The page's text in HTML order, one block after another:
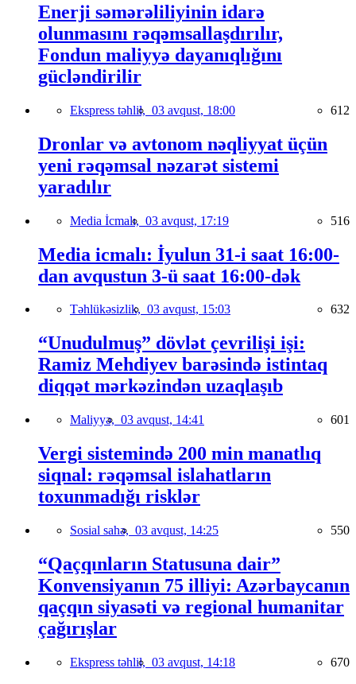
Enerji səmərəliliyinin idarə
olunmasını rəqəmsallaşdırılır,
Fondun maliyyə dayanıqlığını
gücləndirilir
Ekspress təhlil, 03 avqust, 18:00 612
Dronlar və avtonom nəqliyyat üçün
yeni rəqəmsal nəzarət sistemi
yaradılır
Media İcmalı, 03 avqust, 17:19 516
Media icmalı: İyulun 31-i saat 16:00-
dan avqustun 3-ü saat 16:00-dək
Təhlükəsizlik, 03 avqust, 15:03 632
“Unudulmuş” dövlət çevrilişi işi:
Ramiz Mehdiyev barəsində istintaq
diqqət mərkəzindən uzaqlaşıb
Maliyyə, 03 avqust, 14:41 601
Vergi sistemində 200 min manatlıq
siqnal: rəqəmsal islahatların
toxunmadığı risklər
Sosial sahə, 03 avqust, 14:25 550
“Qaçqınların Statusuna dair”
Konvensiyanın 75 illiyi: Azərbaycanın
qaçqın siyasəti və regional humanitar
çağırışlar
Ekspress təhlil, 03 avqust, 14:18 670